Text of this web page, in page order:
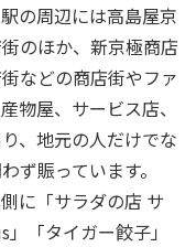
の周辺には高島屋京
のほか、新京極商店
などの商店街やファ
物屋、サービス店、
、地元の人だけでな
ず賑っています。
に「サラダの店 サ
「タイガー餃子」